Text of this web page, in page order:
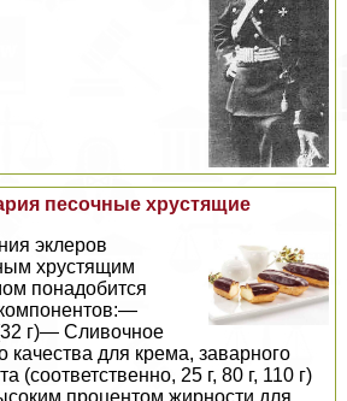
песочные хрустящие
эклеров
хрустящим
понадобится
г)— Сливочное
качества для крема, заварного
(соответственно, 25 г, 80 г, 110 г)